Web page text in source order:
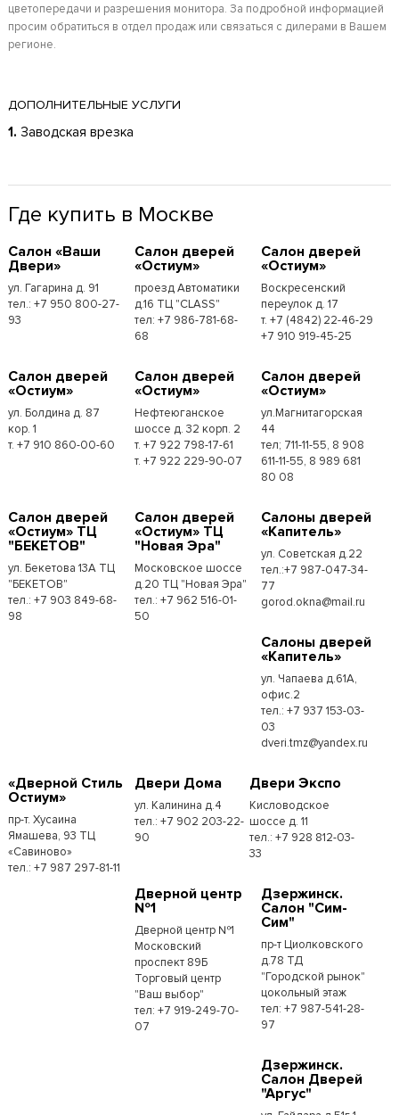
цветопередачи и разрешения монитора. За подробной информацией
просим обратиться в отдел продаж или связаться с дилерами в Вашем
регионе.
ДОПОЛНИТЕЛЬНЫЕ УСЛУГИ
1. Заводская врезка
Где купить в Москве
Cалон «Ваши
Двери»
ул. Гагарина д. 91
тел.: +7 950 800-27-
93
Cалон дверей
«Остиум»
проезд Автоматики
д.16 ТЦ "CLASS"
тел: +7 986-781-68-
68
Cалон дверей
«Остиум»
Воскресенский
переулок д. 17
т. +7 (4842) 22-46-29
+7 910 919-45-25
Cалон дверей
«Остиум»
ул. Болдина д. 87
кор. 1
т. +7 910 860-00-60
Cалон дверей
«Остиум»
Нефтеюганское
шоссе д. 32 корп. 2
т. +7 922 798-17-61
т. +7 922 229-90-07
Cалон дверей
«Остиум»
ул.Магнитагорская
44
тел; 711-11-55, 8 908
611-11-55, 8 989 681
80 08
Cалон дверей
«Остиум» ТЦ
"БЕКЕТОВ"
ул. Бекетова 13А ТЦ
"БЕКЕТОВ"
тел.: +7 903 849-68-
98
Cалон дверей
«Остиум» ТЦ
"Новая Эра"
Московское шоссе
д.20 ТЦ "Новая Эра"
тел.: +7 962 516-01-
50
Cалоны дверей
«Капитель»
ул. Советская д.22
тел.:+7 987-047-34-
77
gorod.okna@mail.ru
Cалоны дверей
«Капитель»
ул. Чапаева д.61А,
офис.2
тел.: +7 937 153-03-
03
dveri.tmz@yandex.ru
«Дверной Стиль
Остиум»
пр-т. Хусаина
Ямашева, 93 ТЦ
«Савиново»
тел.: +7 987 297-81-11
Двери Дома
ул. Калинина д.4
тел.: +7 902 203-22-
90
Двери Экспо
Кисловодское
шоссе д. 11
тел.: +7 928 812-03-
33
Дверной центр
№1
Дверной центр №1
Московский
проспект 89Б
Торговый центр
"Ваш выбор"
тел: +7 919-249-70-
07
Дзержинск.
Салон "Сим-
Сим"
пр-т Циолковского
д.78 ТД
"Городской рынок"
цокольный этаж
тел: +7 987-541-28-
97
Дзержинск.
Салон Дверей
"Аргус"